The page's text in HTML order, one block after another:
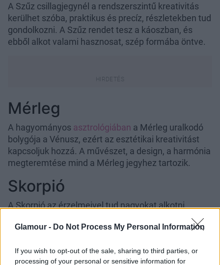
Glamour - Do Not Process My Personal Information
If you wish to opt-out of the sale, sharing to third parties, or
processing of your personal or sensitive information for
A Szűz csillagjegynél a rendszerszintű kreativitás
kerülhet szóba, praktikus és precíz, részletekben tud
gondolkozni. A Szűz rendet tesz a káoszban, és
ebből alkot valami hasznosat, szép formába öntve.
Mérleg
A hagyományos asztrológiában a Mérleg uralkodó
bolygója a Vénusz, ezért az esztétikai kreativitást
kapcsoljuk hozzá. A művészet, a design, a harmónia
megteremtése mind a Mérleg jegyhez tartozik.
Skorpió
A Skorpió az érzelmeivel tud nagyokat alkotni,
transzformatív. A Skorpió vonzódik a misztikumhoz,
spirituális vagy okkult elemek bukkannak fel.